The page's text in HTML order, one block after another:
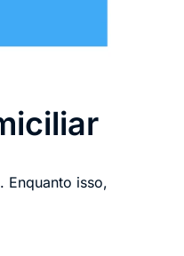
Enquanto isso,